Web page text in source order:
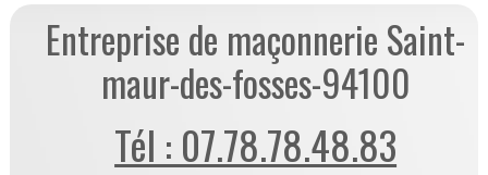
Entreprise de maçonnerie Saint-
maur-des-fosses-94100
Tél : 07.78.78.48.83